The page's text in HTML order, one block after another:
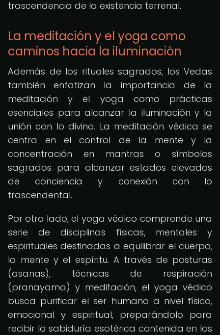
trascendencia de la existencia terrenal.
La meditación y el yoga como
caminos hacia la iluminación
Además de los rituales sagrados, los Vedas
también enfatizan la importancia de la
meditación y el yoga como prácticas
esenciales para alcanzar la iluminación y la
unión con lo divino. La meditación védica se
centra en el control de la mente y la
concentración en mantras o símbolos
sagrados para alcanzar estados elevados
de conciencia y conexión con lo
trascendental.
Por otro lado, el yoga védico comprende una
serie de disciplinas físicas, mentales y
espirituales destinadas a equilibrar el cuerpo,
la mente y el espíritu. A través de posturas
(asanas), técnicas de respiración
(pranayama) y meditación, el yoga védico
busca purificar el ser humano a nivel físico,
emocional y espiritual, preparándolo para
recibir la sabiduría esotérica contenida en los